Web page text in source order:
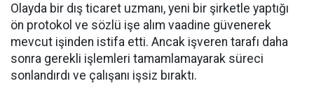
Olayda bir dış ticaret uzmanı, yeni bir şirketle yaptığı
ön protokol ve sözlü işe alım vaadine güvenerek
mevcut işinden istifa etti. Ancak işveren tarafı daha
sonra gerekli işlemleri tamamlamayarak süreci
sonlandırdı ve çalışanı işsiz bıraktı.